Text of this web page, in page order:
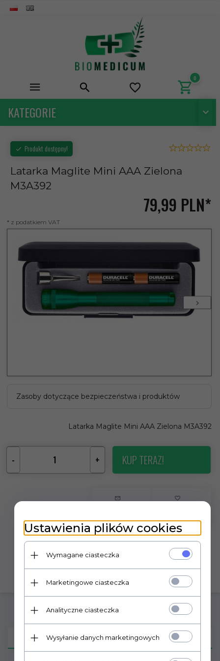
0
KATEGORIE
Produkt dostępny!
Latarka Maglite Mini AAA Zielona
M3A392
79,99 PLN*
* z podatkiem VAT
Zasoby dotyczące bezpieczeństwa i produktów
Latarka Maglite Mini AAA Zielona M3A392
- + KUP TERAZ!
OPIS PRODUKTU
Ustawienia plików cookies
Wymagane ciasteczka
Marketingowe ciasteczka
Analityczne ciasteczka
Wysyłanie danych marketingowych